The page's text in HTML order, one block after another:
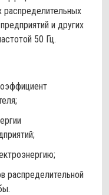
и других
50 Гц.
распределительной